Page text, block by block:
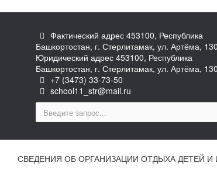
Фактический адрес 453100, Республика
Башкортостан, г. Стерлитамак, ул. Артёма, 130
Юридический адрес 453100, Республика
Башкортостан, г. Стерлитамак, ул. Артёма, 130
+7 (3473) 33-73-50
school11_str@mail.ru
СВЕДЕНИЯ ОБ ОРГАНИЗАЦИИ ОТДЫХА ДЕТЕЙ И